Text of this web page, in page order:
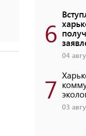
6
04
7
03